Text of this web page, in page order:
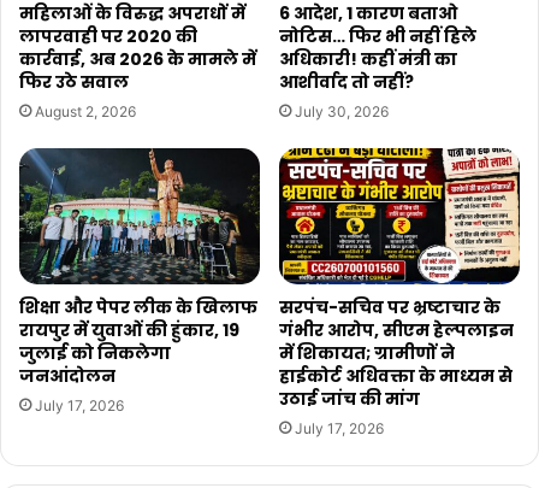
महिलाओं के विरुद्ध अपराधों में
लापरवाही पर 2020 की
कार्रवाई, अब 2026 के मामले में
फिर उठे सवाल
August 2, 2026
6 आदेश, 1 कारण बताओ
नोटिस… फिर भी नहीं हिले
अधिकारी! कहीं मंत्री का
आशीर्वाद तो नहीं?
July 30, 2026
शिक्षा और पेपर लीक के खिलाफ
रायपुर में युवाओं की हुंकार, 19
जुलाई को निकलेगा
जनआंदोलन
July 17, 2026
सरपंच-सचिव पर भ्रष्टाचार के
गंभीर आरोप, सीएम हेल्पलाइन
में शिकायत; ग्रामीणों ने
हाईकोर्ट अधिवक्ता के माध्यम से
उठाई जांच की मांग
July 17, 2026